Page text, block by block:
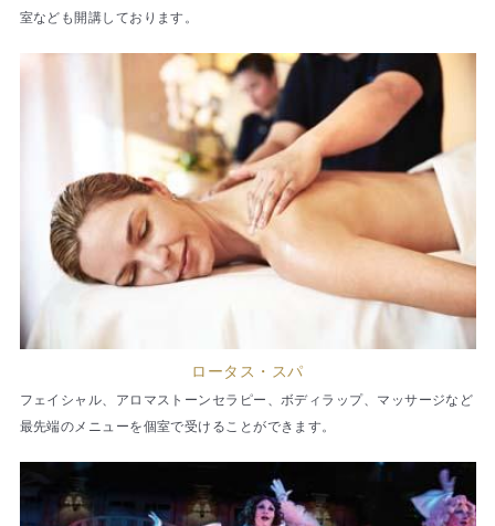
室なども開講しております。
ロータス・スパ
フェイシャル、アロマストーンセラピー、ボディラップ、マッサージなど
最先端のメニューを個室で受けることができます。